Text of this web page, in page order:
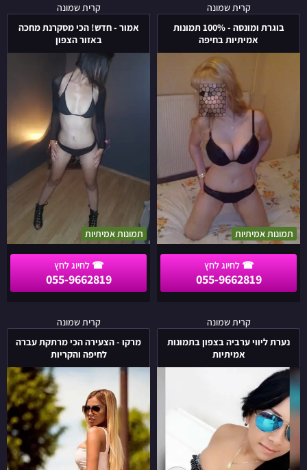
קרית שמונה
בוגרת ומונסה - 100% תמונות
אמיתיות בחיפה
תמונות אמיתיות
055-9662819
בוגרת
ומונסה
-
100%
תמונות
אמיתיות
בחיפה
קרית שמונה
אמור - חדש! הכי מסקרנת מחכה
באזור הצפון
תמונות אמיתיות
055-9662819
אמור
-
חדש!
הכי
מסקרנת
מחכה
באזור
הצפון
קרית שמונה
נערת ליווי ערביה בצפון בתמונות
אמיתיות
נערת
ליווי
ערביה
בצפון
קרית שמונה
מרקו - הצעירה הכי מרתקת עברה
לחיפה והקריות
מרקו
-
הצעירה
הכי
מרתקת
עברה
לחיפה
והקריות